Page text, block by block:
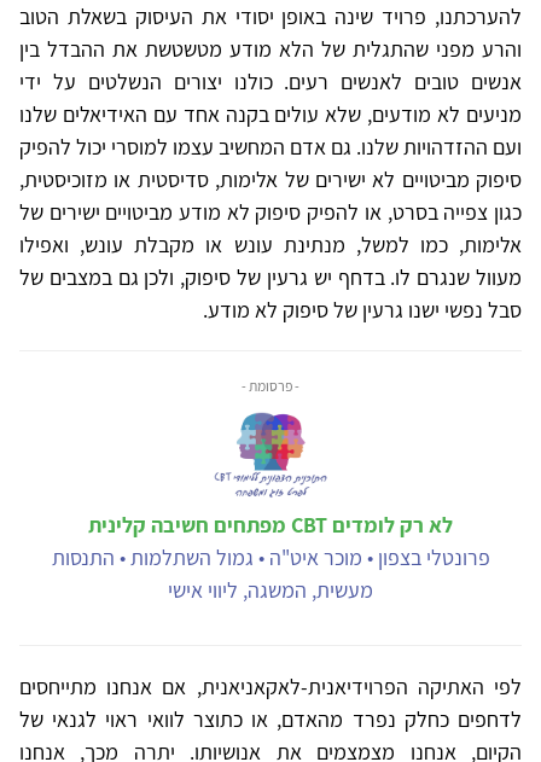
להערכתנו, פרויד שינה באופן יסודי את העיסוק בשאלת הטוב
והרע מפני שהתגלית של הלא מודע מטשטשת את ההבדל בין
אנשים טובים לאנשים רעים. כולנו יצורים הנשלטים על ידי
מניעים לא מודעים, שלא עולים בקנה אחד עם האידיאלים שלנו
ועם ההזדהויות שלנו. גם אדם המחשיב עצמו למוסרי יכול להפיק
סיפוק מביטויים לא ישירים של אלימות, סדיסטית או מזוכיסטית,
כגון צפייה בסרט, או להפיק סיפוק לא מודע מביטויים ישירים של
אלימות, כמו למשל, מנתינת עונש או מקבלת עונש, ואפילו
מעוול שנגרם לו. בדחף יש גרעין של סיפוק, ולכן גם במצבים של
סבל נפשי ישנו גרעין של סיפוק לא מודע.
- פרסומת -
לא רק לומדים CBT מפתחים חשיבה קלינית
פרונטלי בצפון • מוכר איט"ה • גמול השתלמות • התנסות
מעשית, המשגה, ליווי אישי
לפי האתיקה הפרוידיאנית-לאקאניאנית, אם אנחנו מתייחסים
לדחפים כחלק נפרד מהאדם, או כתוצר לוואי ראוי לגנאי של
הקיום, אנחנו מצמצמים את אנושיותו. יתרה מכך, אנחנו